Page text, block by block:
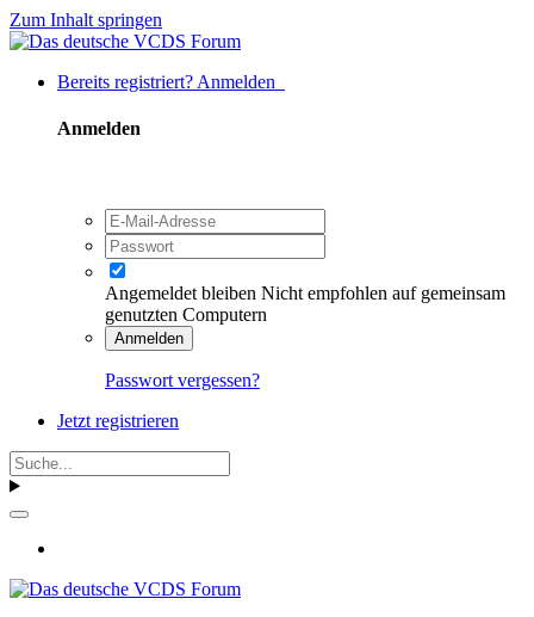
Zum Inhalt springen
Bereits registriert? Anmelden
Anmelden
Angemeldet bleiben Nicht empfohlen auf gemeinsam
genutzten Computern
Anmelden
Passwort vergessen?
Jetzt registrieren